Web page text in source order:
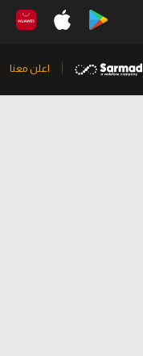
اعلن معنا